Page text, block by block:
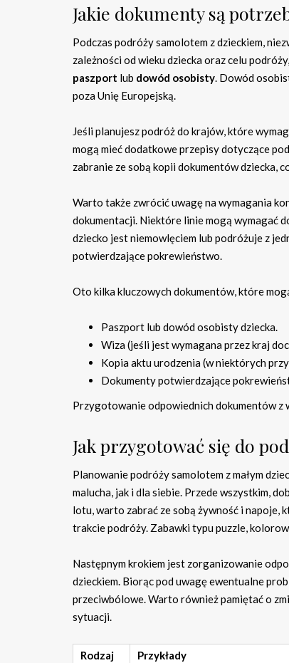
Jakie dokumenty są
Podczas podróży samolotem z dzieckiem,
zależności od wieku dziecka oraz celu
paszport lub dowód osobisty. Dowód
poza Unię Europejską.
Jeśli planujesz podróż do krajów, które
mogą mieć dodatkowe przepisy dotyczące
zabranie ze sobą kopii dokumentów dziecka,
Warto także zwrócić uwagę na wymagania
dokumentacji. Niektóre linie mogą wymagać
dziecko jest niemowlęciem lub podróżuje z
potwierdzające pokrewieństwo.
Oto kilka kluczowych dokumentów, które
Paszport lub dowód osobisty dziecka.
Wiza (jeśli jest wymagana przez kraj
Kopia aktu urodzenia (w niektórych
Dokumenty potwierdzające
Przygotowanie odpowiednich dokumentów z
Jak przygotować się do
Planowanie podróży samolotem z małym
malucha, jak i dla siebie. Przede wszystkim,
lotu, warto zabrać ze sobą żywność i napoje,
trakcie podróży. Zabawki typu puzzle,
Następnym krokiem jest zorganizowanie
dzieckiem. Biorąc pod uwagę ewentualne
przeciwbólowe. Warto również pamiętać o
sytuacji.
Rodzaj Przykłady